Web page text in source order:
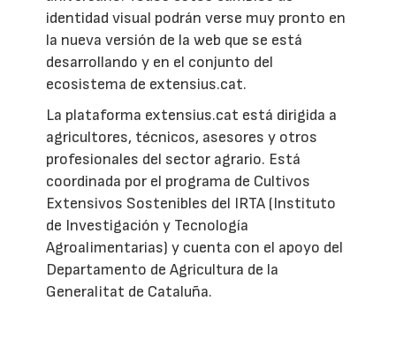
identidad visual podrán verse muy pronto en
la nueva versión de la web que se está
desarrollando y en el conjunto del
ecosistema de extensius.cat.
La plataforma extensius.cat está dirigida a
agricultores, técnicos, asesores y otros
profesionales del sector agrario. Está
coordinada por el programa de Cultivos
Extensivos Sostenibles del IRTA (Instituto
de Investigación y Tecnología
Agroalimentarias) y cuenta con el apoyo del
Departamento de Agricultura de la
Generalitat de Cataluña.